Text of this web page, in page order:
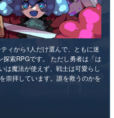
ィから1人だけ選んで、ともに迷
索RPGです。 ただし勇者は「は
は魔法が使えず、戦士は可愛らし
崇拝しています。誰を救うのかを